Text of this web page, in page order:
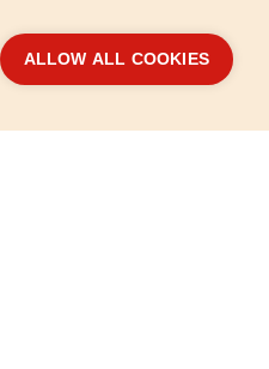
ALLOW ALL COOKIES